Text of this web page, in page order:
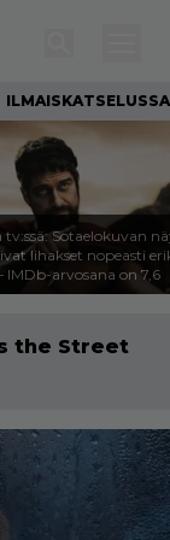
ILMAISKATSELUSSA
tv:ssä: Sotaelokuvan
lihakset nopeasti
IMDb-arvosana on 7,6
the Street